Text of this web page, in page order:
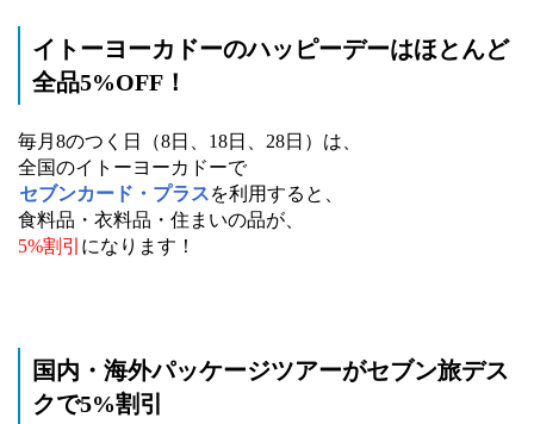
イトーヨーカドーのハッピーデーはほとんど
全品5%OFF！
毎月8のつく日（8日、18日、28日）は、
全国のイトーヨーカドーで
セブンカード・プラスを利用すると、
食料品・衣料品・住まいの品が、
5%割引 になります！
国内・海外パッケージツアーがセブン旅デス
クで5%割引